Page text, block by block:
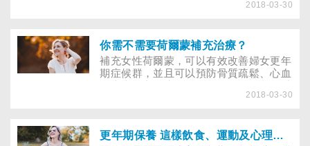
腸潰瘍和胃潰瘍，二者除了潰瘍的發生部
2018-03-30
你需不需要荷爾蒙補充治療？
補充女性荷爾蒙，可以有效改善婦女更年
期症候群，並且可以預防骨質疏鬆、心血
及適合荷爾蒙補充治療？「更年期」是婦
間。由於卵巢萎縮，導致荷爾蒙分泌日漸
2018-03-30
更年期保養 這樣飲食、運動及心理調適！